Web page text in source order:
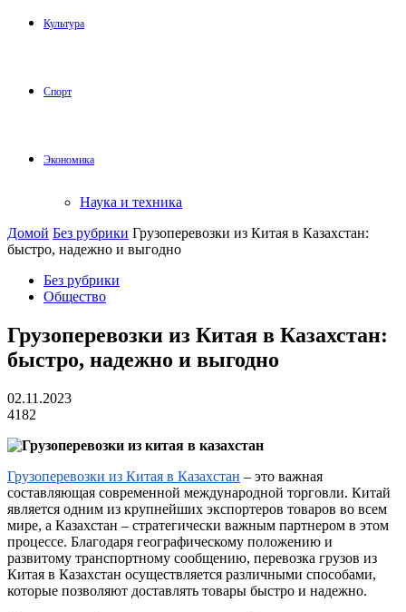
Культура
Спорт
Экономика
Наука и техника
Домой Без рубрики Грузоперевозки из Китая в Казахстан:
быстро, надежно и выгодно
Без рубрики
Общество
Грузоперевозки из Китая в Казахстан:
быстро, надежно и выгодно
02.11.2023
4182
Грузоперевозки из Китая в Казахстан – это важная
составляющая современной международной торговли. Китай
является одним из крупнейших экспортеров товаров во всем
мире, а Казахстан – стратегически важным партнером в этом
процессе. Благодаря географическому положению и
развитому транспортному сообщению, перевозка грузов из
Китая в Казахстан осуществляется различными способами,
которые позволяют доставлять товары быстро и надежно.